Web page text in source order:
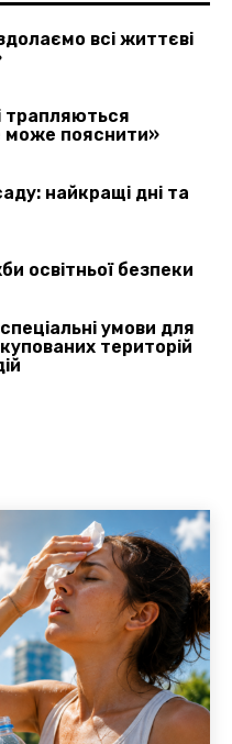
всі життєві
трапляються
може пояснити»
найкращі дні та
освітньої безпеки
умови для
територій